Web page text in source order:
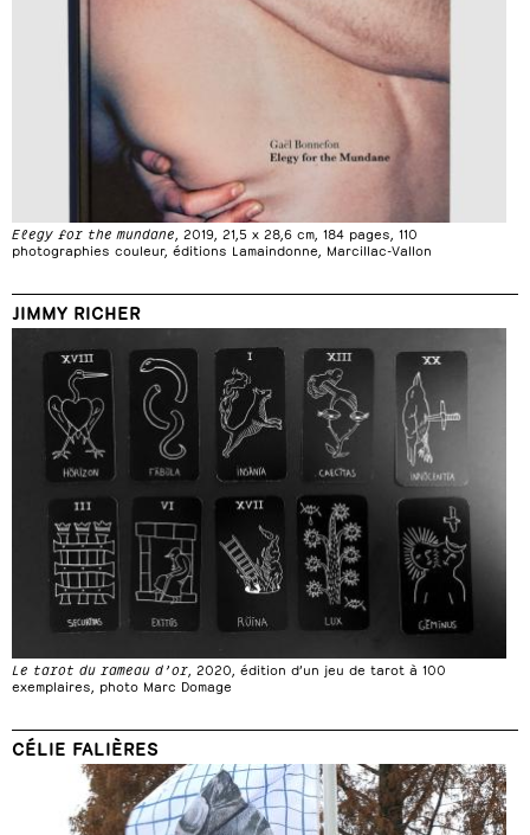
Elegy for the mundane, 2019, 21,5 x 28,6 cm, 184 pages, 110
photographies couleur, éditions Lamaindonne, Marcillac-Vallon
JIMMY RICHER
Le tarot du rameau d’or , 2020, édition d’un jeu de tarot à 100
exemplaires, photo Marc Domage
CÉLIE FALIÈRES